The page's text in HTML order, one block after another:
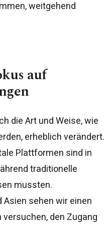
weitgehend
auf
die Art und Weise, wie
erheblich verändert.
Plattformen sind in
traditionelle
mussten.
Asien sehen wir einen
versuchen, den Zugang